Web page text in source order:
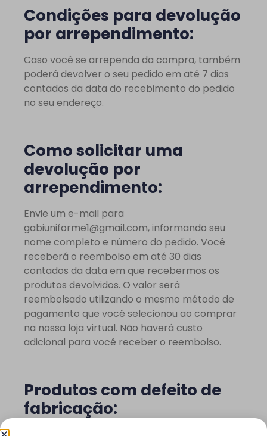
Condições para devolução
por arrependimento:
Caso você se arrependa da compra, também
poderá devolver o seu pedido em até 7 dias
contados da data do recebimento do pedido
no seu endereço.
Como solicitar uma
devolução por
arrependimento:
Envie um e-mail para
gabiuniforme1@gmail.com, informando seu
nome completo e número do pedido. Você
receberá o reembolso em até 30 dias
contados da data em que recebermos os
produtos devolvidos. O valor será
reembolsado utilizando o mesmo método de
pagamento que você selecionou ao comprar
na nossa loja virtual. Não haverá custo
adicional para você receber o reembolso.
Produtos com defeito de
fabricação: